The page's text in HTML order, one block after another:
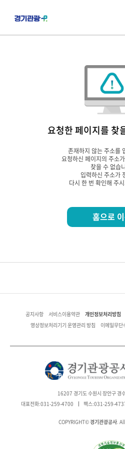
요청한 페이지를 찾
존재하지 않는 주소를
요청하신 페이지의 주소
찾을 수 없습
입력하신 주소가
다시 한 번 확인해 주
홈으로
공지사항 서비스이용약관 개인정보처리방침
영상정보처리기기 운영관리 방침 이메일무단
16207 경기도 수원시 장안구 경
대표전화:031-259-4700 팩스:031-259-
COPYRIGHT© 경기관광공사.